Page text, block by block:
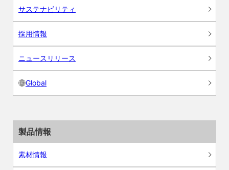
サステナビリティ
採用情報
ニュースリリース
Global
製品情報
素材情報